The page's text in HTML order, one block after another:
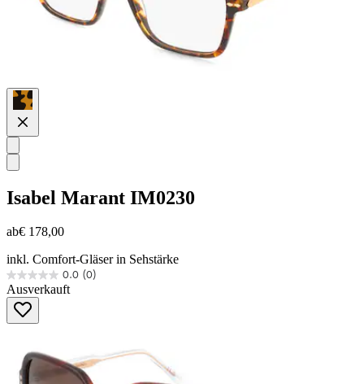
Isabel Marant IM0230
ab€ 178,00
inkl. Comfort-Gläser in Sehstärke
0.0 (0)
0.0
von
Sternen.
Ausverkauft